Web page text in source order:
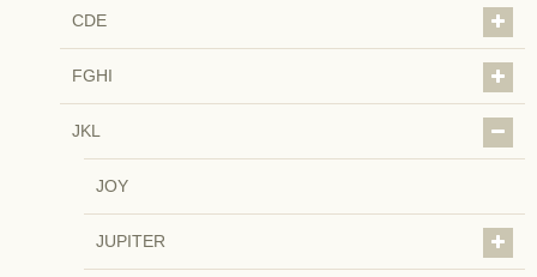
CDE
FGHI
JKL
JOY
JUPITER